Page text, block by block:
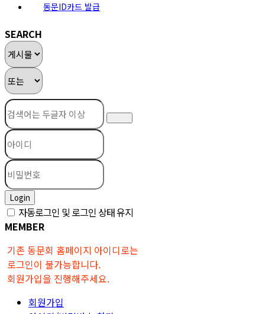
동문ID카드 발급
SEARCH
Login
자동로그인 및 로그인 상태 유지
MEMBER
기존 동문회 홈페이지 아이디로는
로그인이 불가능합니다.
회원가입을 진행해주세요.
회원가입